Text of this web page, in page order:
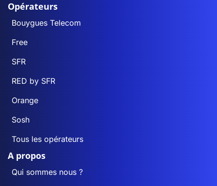
Opérateurs
Bouygues Telecom
Free
SFR
RED by SFR
Orange
Sosh
Tous les opérateurs
A propos
Qui sommes nous ?